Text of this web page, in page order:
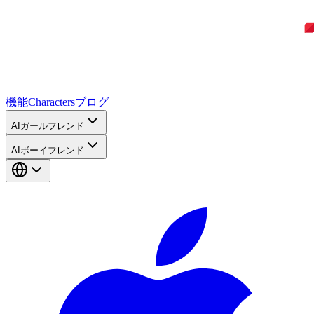
機能Charactersブログ
AIガールフレンド
AIボーイフレンド